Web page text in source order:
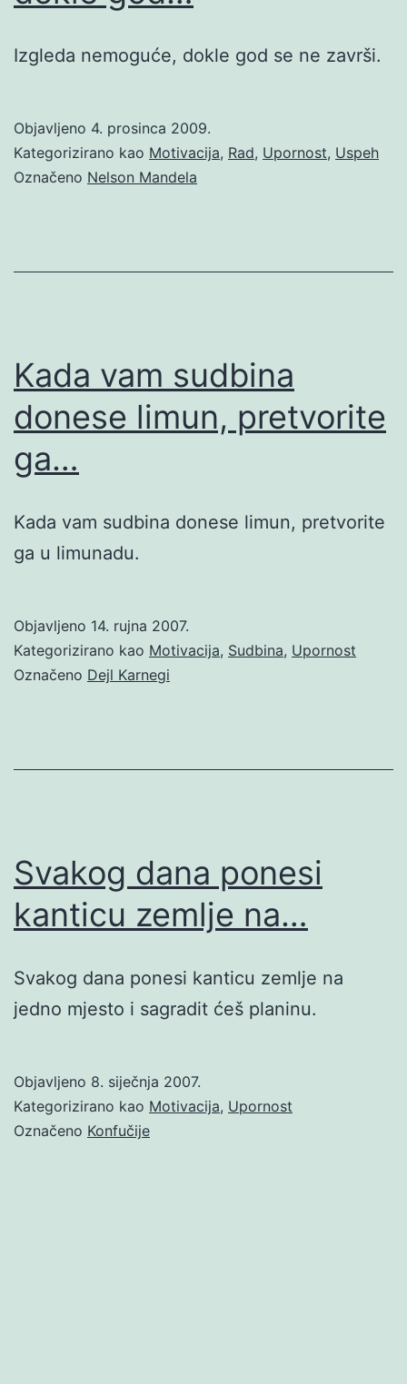
Izgleda nemoguće, dokle god se ne završi.
Objavljeno 4. prosinca 2009.
Kategorizirano kao Motivacija, Rad, Upornost, Uspeh
Označeno Nelson Mandela
Kada vam sudbina
donese limun, pretvorite
ga…
Kada vam sudbina donese limun, pretvorite
ga u limunadu.
Objavljeno 14. rujna 2007.
Kategorizirano kao Motivacija, Sudbina, Upornost
Označeno Dejl Karnegi
Svakog dana ponesi
kanticu zemlje na…
Svakog dana ponesi kanticu zemlje na
jedno mjesto i sagradit ćeš planinu.
Objavljeno 8. siječnja 2007.
Kategorizirano kao Motivacija, Upornost
Označeno Konfučije